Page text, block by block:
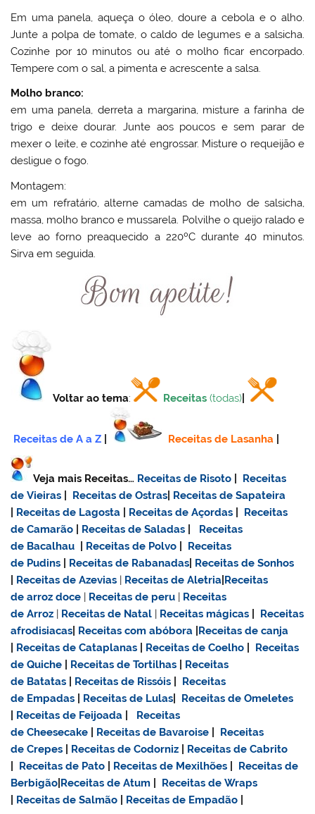
Em uma panela, aqueça o óleo, doure a cebola e o alho.
Junte a polpa de tomate, o caldo de legumes e a salsicha.
Cozinhe por 10 minutos ou até o molho ficar encorpado.
Tempere com o sal, a pimenta e acrescente a salsa.
Molho branco:
em uma panela, derreta a margarina, misture a farinha de
trigo e deixe dourar. Junte aos poucos e sem parar de
mexer o leite, e cozinhe até engrossar. Misture o requeijão e
desligue o fogo.
Montagem:
em um refratário, alterne camadas de molho de salsicha,
massa, molho branco e mussarela. Polvilhe o queijo ralado e
leve ao forno preaquecido a 220ºC durante 40 minutos.
Sirva em seguida.
Voltar ao tema: Receitas (todas)
Receitas de A a Z Receitas de Lasanha
Veja mais Receitas… Receitas de Risoto
Receitas
de Vieiras
Receitas de Ostras
Receitas de Sapateira
Receitas de Lagosta Receitas de Açordas
Receitas
de Camarão
Receitas de Saladas
Receitas
de Bacalhau
Receitas de Polvo
Receitas
de Pudins
Receitas de Rabanadas
Receitas de Sonhos
Receitas de Azevias Receitas de Aletria Receitas
dearroz doce Receitas de peru
Receitas
de Arroz
Receitas de Natal Receitas mágicas
Receitas
afrodisiacas
Receitas com abóbora
Receitas de canja
Receitas de Cataplanas Receitas de Coelho
Receitas
de Quiche
Receitas de Tortilhas
Receitas
de Batatas
Receitas de Rissóis
Receitas
de Empadas
Receitas de Lulas
Receitas de Omeletes
Receitas de Feijoada
Receitas
de Cheesecake
Receitas de Bavaroise
Receitas
de Crepes
Receitas de Codorniz
Receitas de Cabrito
Receitas de Pato Receitas de Mexilhões
Receitas de
Berbigão Receitas de Atum
Receitas de Wraps
Receitas de Salmão Receitas de Empadão